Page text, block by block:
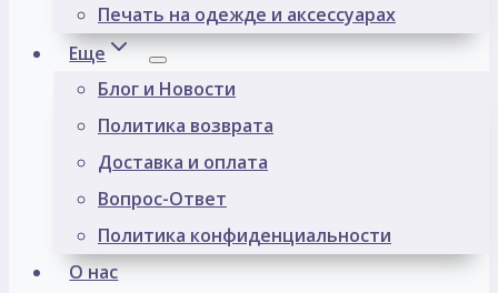
Печать на одежде и аксессуарах
Еще
Блог и Новости
Политика возврата
Доставка и оплата
Вопрос-Ответ
Политика конфиденциальности
О нас